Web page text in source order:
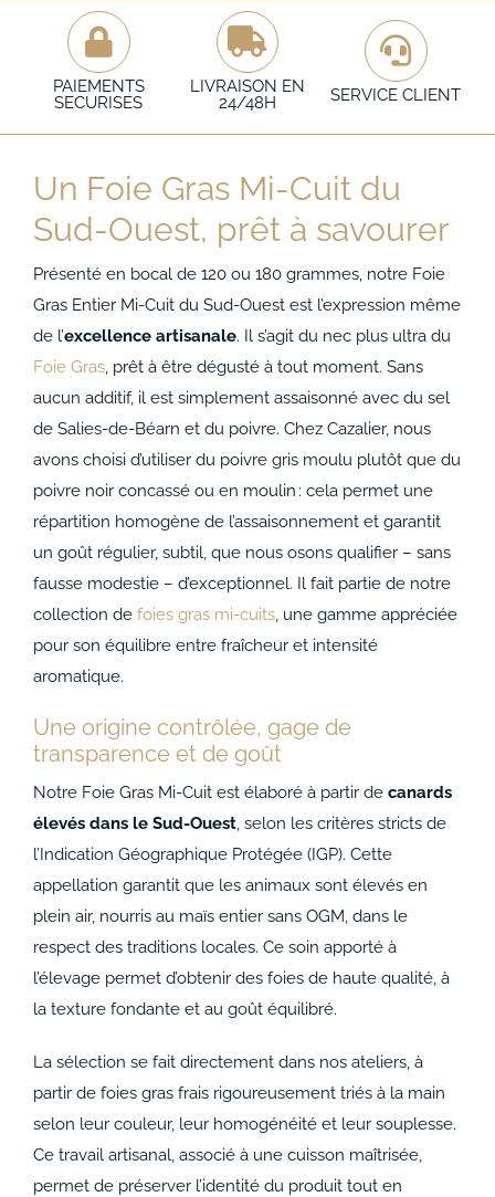
PAIEMENTS
SECURISES
LIVRAISON EN
24/48H
SERVICE CLIENT
Un Foie Gras Mi-Cuit du
Sud-Ouest, prêt à savourer
Présenté en bocal de 120 ou 180 grammes, notre Foie
Gras Entier Mi-Cuit du Sud-Ouest est l’expression même
de l’excellence artisanale. Il s’agit du nec plus ultra du
Foie Gras, prêt à être dégusté à tout moment. Sans
aucun additif, il est simplement assaisonné avec du sel
de Salies-de-Béarn et du poivre. Chez Cazalier, nous
avons choisi d’utiliser du poivre gris moulu plutôt que du
poivre noir concassé ou en moulin : cela permet une
répartition homogène de l’assaisonnement et garantit
un goût régulier, subtil, que nous osons qualifier – sans
fausse modestie – d’exceptionnel. Il fait partie de notre
collection de foies gras mi-cuits, une gamme appréciée
pour son équilibre entre fraîcheur et intensité
aromatique.
Une origine contrôlée, gage de
transparence et de goût
Notre Foie Gras Mi-Cuit est élaboré à partir de canards
élevés dans le Sud-Ouest, selon les critères stricts de
l’Indication Géographique Protégée (IGP). Cette
appellation garantit que les animaux sont élevés en
plein air, nourris au maïs entier sans OGM, dans le
respect des traditions locales. Ce soin apporté à
l’élevage permet d’obtenir des foies de haute qualité, à
la texture fondante et au goût équilibré.
La sélection se fait directement dans nos ateliers, à
partir de foies gras frais rigoureusement triés à la main
selon leur couleur, leur homogénéité et leur souplesse.
Ce travail artisanal, associé à une cuisson maîtrisée,
permet de préserver l’identité du produit tout en